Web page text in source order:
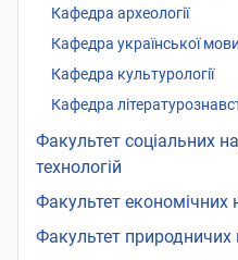
Кафедра археології
Кафедра української мови
Кафедра культурології
Кафедра
Факультет соціальних
технологій
Факультет економічних
Факультет природничих